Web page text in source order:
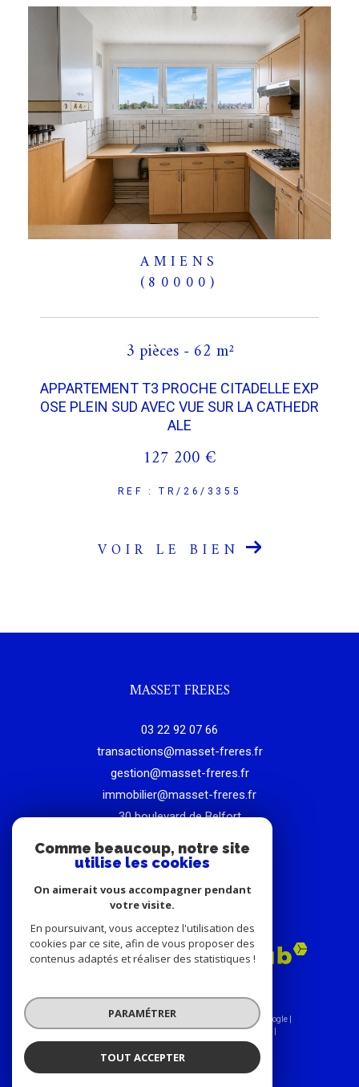
AMIENS
(80000)
3 pièces - 62 m²
APPARTEMENT T3 PROCHE CITADELLE EXP
OSE PLEIN SUD AVEC VUE SUR LA CATHEDR
ALE
127 200 €
REF : TR/26/3355
VOIR LE BIEN
MASSET FRERES
03 22 92 07 66
transactions@masset-freres.fr
gestion@masset-freres.fr
immobilier@masset-freres.fr
30 boulevard de Belfort
ADHÉRENTS
© 2026 | Tous droits réservés | Traduction powered by Google |
Nos honoraires
Plan du site
Mentions légales
Admin
Nos liens Politique RGPD Cookies
Comme beaucoup, notre site
utilise les cookies
On aimerait vous accompagner pendant
votre visite.
En poursuivant, vous acceptez l'utilisation des
cookies par ce site, afin de vous proposer des
contenus adaptés et réaliser des statistiques !
PARAMÉTRER
TOUT ACCEPTER